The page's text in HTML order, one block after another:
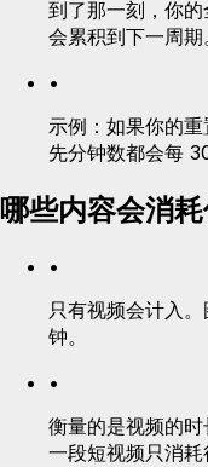
到了那一刻，你
会累积到下一周期
•
示例：如果你的
先分钟数都会每
哪些内容会消
•
只有视频会计入
钟。
•
衡量的是视频的时
一段短视频只消耗